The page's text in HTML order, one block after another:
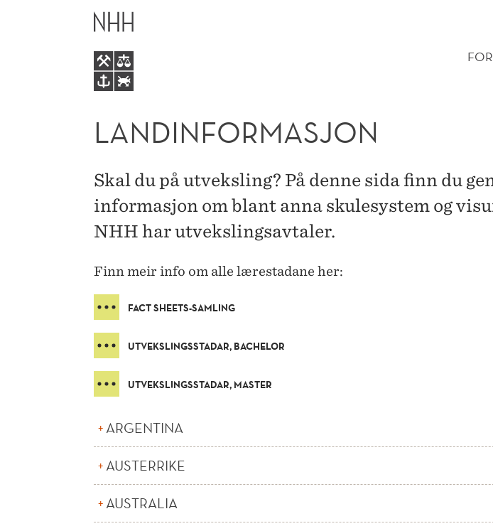
LANDINFORMASJON
LANDINFORMASJON
Skal du på utveksling? På denne sida finn du
informasjon om blant anna skulesystem og
NHH har utvekslingsavtaler.
Finn meir info om alle lærestadane her:
FACT SHEETS-SAMLING
UTVEKSLINGSSTADAR, BACHELOR
UTVEKSLINGSSTADAR, MASTER
ARGENTINA
AUSTERRIKE
AUSTRALIA